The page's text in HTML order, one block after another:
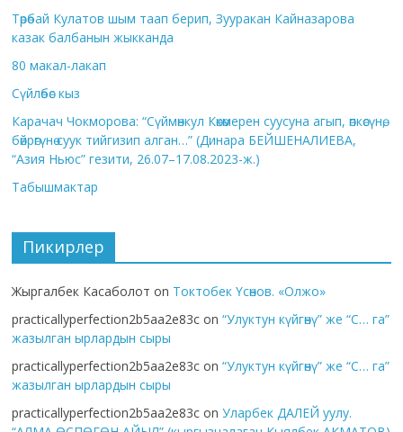
Төрөбай Кулатов шым таап берип, Зууракан Кайназарова
казак балбанын жыкканда
80 макал-лакап
Сүйлөбөс кыз
Карачач Чокморова: “Сүймөнкул Көкөмерен суусуна агып, өпкөсүнө,
бөйрөгүнө суук тийгизип алган…” (Динара БЕЙШЕНАЛИЕВА,
“Азия Ньюс” гезити, 26.07–17.08.2023-ж.)
Табышмактар
Пикирлер
Жыргалбек Касаболот on Токтобек Үсөнов. «Олжо»
practicallyperfection2b5aa2e83c on“Улуктун күйгөнү” же “С… га”
жазылган ырлардын сыры
practicallyperfection2b5aa2e83c on“Улуктун күйгөнү” же “С… га”
жазылган ырлардын сыры
practicallyperfection2b5aa2e83c onУларбек ДАЛЕЙ уулу.